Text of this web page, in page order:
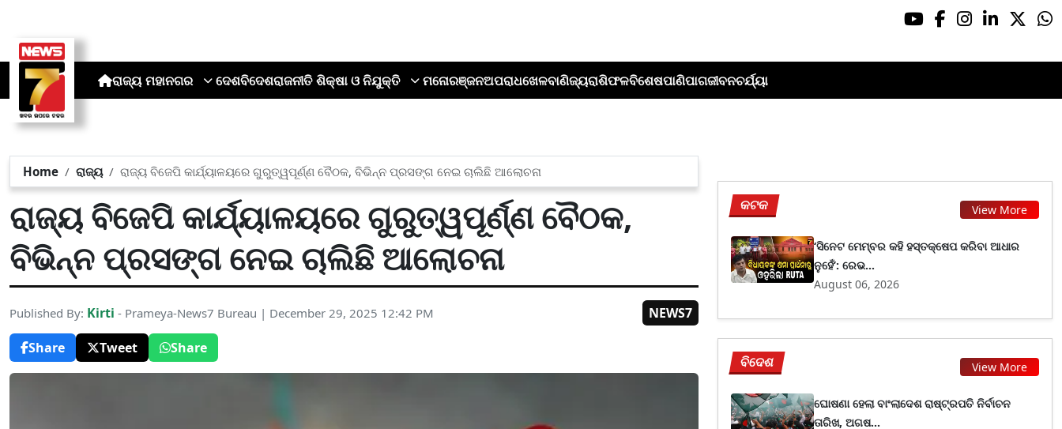
ରାଜ୍ୟ ମହାନଗର ଦେଶବିଦେଶରାଜନୀତି ଶିକ୍ଷା ଓ ନିଯୁକ୍ତି ମନୋରଞ୍ଜନଅପରାଧଖେଳବାଣିଜ୍ୟରାଶିଫଳବିଶେଷପାଣିପାଗଜୀବନଚର୍ଯ୍ୟା
Home ରାଜ୍ୟ ରାଜ୍ୟ ବିଜେପି କାର୍ଯ୍ୟାଳୟରେ ଗୁରୁତ୍ୱପୂର୍ଣ୍ଣ ବୈଠକ, ବିଭିନ୍ନ ପ୍ରସଙ୍ଗ ନେଇ ଚାଲିଛି ଆଲୋଚନା
ରାଜ୍ୟ ବିଜେପି କାର୍ଯ୍ୟାଳୟରେ ଗୁରୁତ୍ୱପୂର୍ଣ୍ଣ ବୈଠକ,
ବିଭିନ୍ନ ପ୍ରସଙ୍ଗ ନେଇ ଚାଲିଛି ଆଲୋଚନା
Published By: Kirti - Prameya-News7 Bureau | December 29, 2025 12:42 PM
NEWS7
Share
Tweet Share
କଟକ View More
‘ସିନେଟ ମେମ୍ବର କହି ହସ୍ତକ୍ଷେପ କରିବା ଆଧାର
ନୁହେଁ’: ରେଭ...
August 06, 2026
ବିଦେଶ View More
ଘୋଷଣା ହେଲା ବାଂଲାଦେଶ ରାଷ୍ଟ୍ରପତି ନିର୍ବାଚନ
ତାରିଖ, ଅଗଷ...